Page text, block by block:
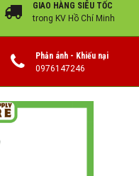
GIAO HÀNG SIÊU TỐC
trong KV Hồ Chí Minh
Phản ánh - Khiếu nại
0976147246